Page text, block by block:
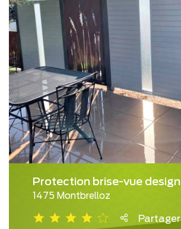
Protection brise-vue design
1475 Montbrelloz
Partager